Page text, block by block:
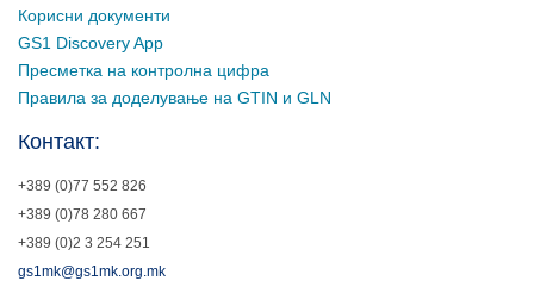
Корисни документи
GS1 Discovery App
Пресметка на контролна цифра
Правила за доделување на GTIN и GLN
Контакт:
+389 (0)77 552 826
+389 (0)78 280 667
+389 (0)2 3 254 251
gs1mk@gs1mk.org.mk